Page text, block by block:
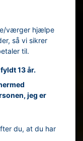
værger hjælpe
så vi sikrer
til.
13 år.
jeg er
du, at du har